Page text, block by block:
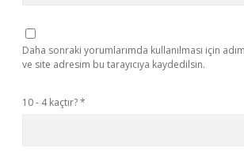
Daha sonraki yorumlarımda kullanılması için
ve site adresim bu tarayıcıya kaydedilsin.
10 - 4 kaçtır?*